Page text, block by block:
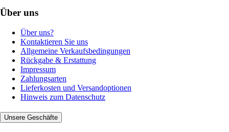
Über uns
Über uns?
Kontaktieren Sie uns
Allgemeine Verkaufsbedingungen
Rückgabe & Erstattung
Impressum
Zahlungsarten
Lieferkosten und Versandoptionen
Hinweis zum Datenschutz
Unsere Geschäfte